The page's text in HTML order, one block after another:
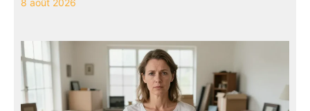
8 août 2026